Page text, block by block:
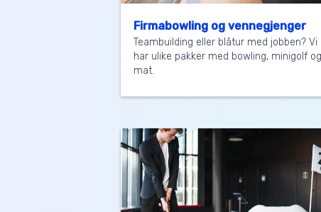
Firmabowling og vennegjenger
Teambuilding eller blåtur med jobben? Vi
har ulike pakker med bowling, minigolf og
mat.